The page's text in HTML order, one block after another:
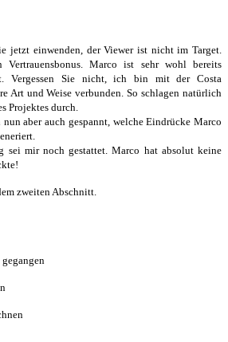
jetzt einwenden, der Viewer ist nicht im Target.
Marco ist sehr wohl bereits
Vergessen Sie nicht, ich bin mit der Costa
Art und Weise verbunden. So schlagen natürlich
Projektes durch.
nun aber auch gespannt, welche Eindrücke Marco
sei mir noch gestattet. Marco hat absolut keine
zweiten Abschnitt.